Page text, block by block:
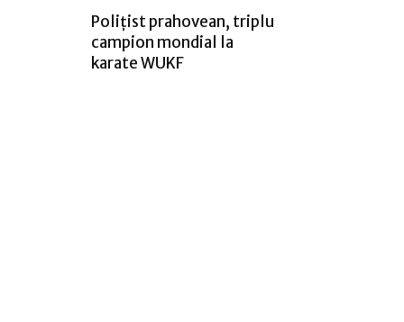
Polițist prahovean, triplu
campion mondial la
karate WUKF